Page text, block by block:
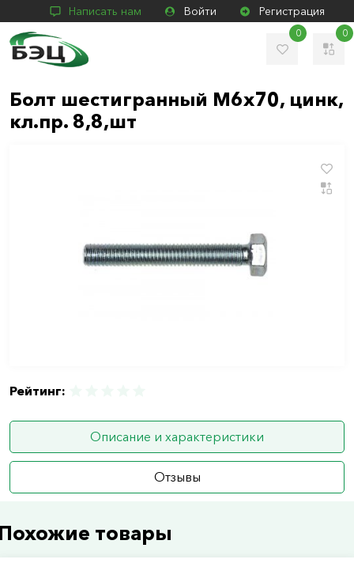
Написать нам Войти Регистрация
0 0
Болт шестигранный М6х70, цинк,
кл.пр. 8,8,шт
Рейтинг:
Описание и характеристики
Отзывы
товары